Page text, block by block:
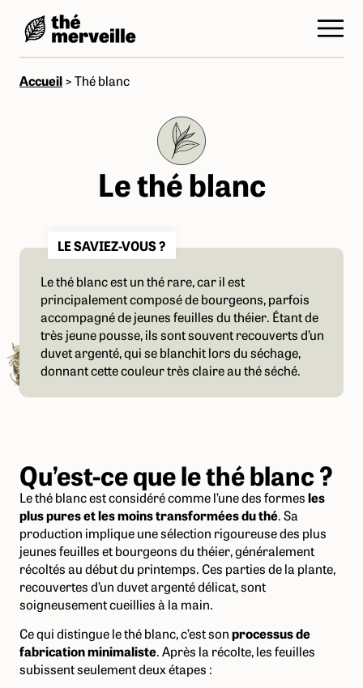
Accueil>Thé blanc
Le thé blanc
LE SAVIEZ-VOUS ?
Le thé blanc est un thé rare, car il est
principalement composé de bourgeons, parfois
accompagné de jeunes feuilles du théier. Étant de
très jeune pousse, ils sont souvent recouverts d’un
duvet argenté, qui se blanchit lors du séchage,
donnant cette couleur très claire au thé séché.
Qu’est-ce que le thé blanc ?
Le thé blanc est considéré comme l’une des formesles
plus pures et les moins transformées du thé. Sa
production implique une sélection rigoureuse des plus
jeunes feuilles et bourgeons du théier, généralement
récoltés au début du printemps. Ces parties de la plante,
recouvertes d’un duvet argenté délicat, sont
soigneusement cueillies à la main.
Ce qui distingue le thé blanc, c’est sonprocessus de
fabrication minimaliste. Après la récolte, les feuilles
subissent seulement deux étapes :